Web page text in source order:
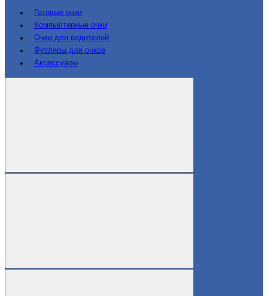
Готовые очки
Компьютерные очки
Очки для водителей
Футляры для очков
Аксессуары